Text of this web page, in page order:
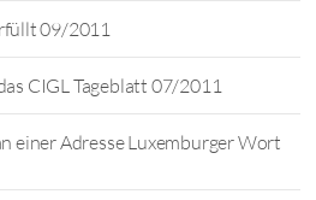
09/2011
CIGL Tageblatt 07/2011
einer Adresse Luxemburger Wort